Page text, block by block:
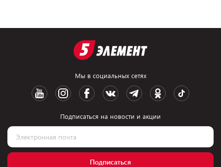
Мы в социальных сетях
Подписаться на новости и акции
Подписаться